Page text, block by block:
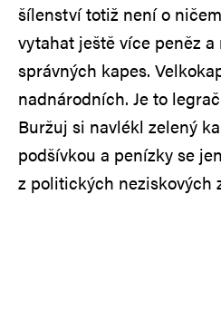
šílenství totiž není o
vytahat ještě více peněz
správných kapes.
nadnárodních. Je to
Buržuj si navlékl zelený
podšívkou a penízky se
z politických neziskových